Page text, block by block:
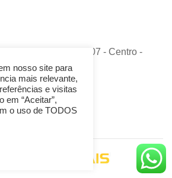
nº 70 - Sala 306/307 - Centro -
MG
nosso site para
mais relevante,
e visitas
em “Aceitar”,
o uso de TODOS